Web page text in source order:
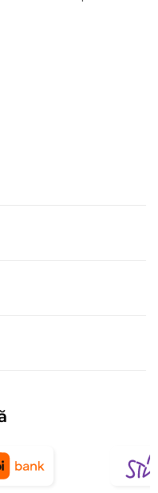
la sfasiere.
o baza stabila si
dimensiunile sunt
cm cand este